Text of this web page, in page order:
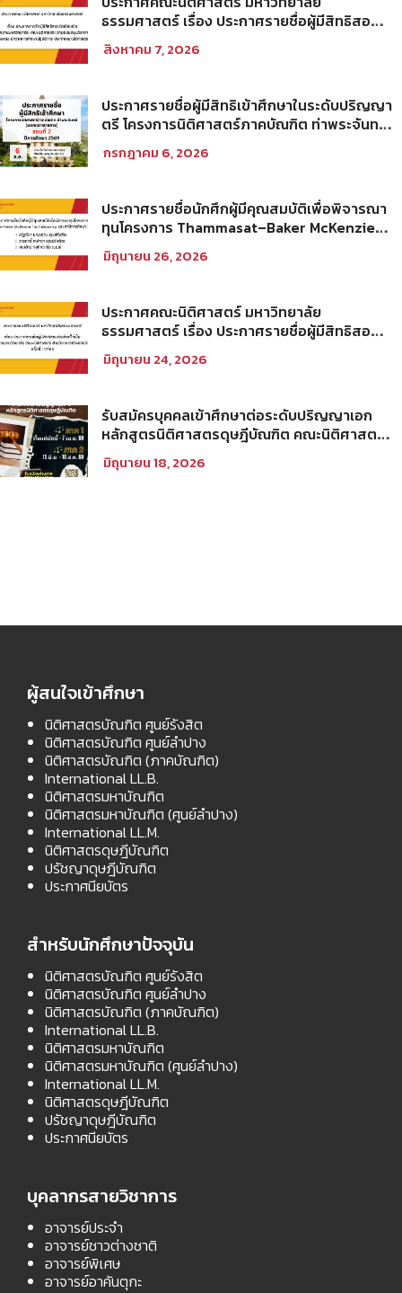
ธรรมศาสตร์ เรื่อง ประกาศรายชื่อผู้มีสิทธิสอบ
ข้อเขียนเป็น พนักงานมหาวิทยาลัย (คณะ
นิติศาสตร์) สายสนับสนุนวิชาการ ตำแหน่ง นัก
สิงหาคม 7, 2026
ประกาศรายชื่อผู้มีสิทธิเข้าศึกษาในระดับปริญญา
ตรี โครงการนิติศาสตร์ภาคบัณฑิต ท่าพระจันทร์
ศึกษา 2569 รอบที่ 2
กรกฎาคม 6, 2026
ประกาศรายชื่อนักศึกผู้มีคุณสมบัติเพื่อพิจารณา
ทุนโครงการ Thammasat–Baker McKenzie
Tax Fellowship ประจำปีการศึกษา 2569
มิถุนายน 26, 2026
ประกาศคณะนิติศาสตร์ มหาวิทยาลัย
ธรรมศาสตร์ เรื่อง ประกาศรายชื่อผู้มีสิทธิสอบ
คัดเลือกให้เป็นพนักงานมหาวิทยาลัย (คณะ
นิติศาสตร์) สายวิชาการประเภทนักวิจัย ครั้งที่
มิถุนายน 24, 2026
รับสมัครบุคคลเข้าศึกษาต่อระดับปริญญาเอก
หลักสูตรนิติศาสตรดุษฎีบัณฑิต คณะนิติศาสตร์
มหาวิทยาลัยธรรมศาสตร์ ประจำภาคการศึกษา
ที่ 2 ปีการศึกษา 2569
มิถุนายน 18, 2026
ผู้สนใจเข้าศึกษา
นิติศาสตรบัณฑิต ศูนย์รังสิต
นิติศาสตรบัณฑิต ศูนย์ลำปาง
นิติศาสตรบัณฑิต (ภาคบัณฑิต)
International LL.B.
นิติศาสตรมหาบัณฑิต
นิติศาสตรมหาบัณฑิต (ศูนย์ลำปาง)
International LL.M.
นิติศาสตรดุษฎีบัณฑิต
ปรัชญาดุษฎีบัณฑิต
ประกาศนียบัตร
สำหรับนักศึกษาปัจจุบัน
นิติศาสตรบัณฑิต ศูนย์รังสิต
นิติศาสตรบัณฑิต ศูนย์ลำปาง
นิติศาสตรบัณฑิต (ภาคบัณฑิต)
International LL.B.
นิติศาสตรมหาบัณฑิต
นิติศาสตรมหาบัณฑิต (ศูนย์ลำปาง)
International LL.M.
นิติศาสตรดุษฎีบัณฑิต
ปรัชญาดุษฎีบัณฑิต
ประกาศนียบัตร
บุคลากรสายวิชาการ
อาจารย์ประจำ
อาจารย์ชาวต่างชาติ
อาจารย์พิเศษ
อาจารย์อาคันตุกะ